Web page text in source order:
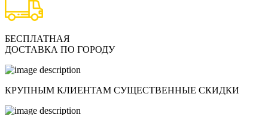
БЕСПЛАТНАЯ
ДОСТАВКА ПО ГОРОДУ
КРУПНЫМ КЛИЕНТАМ СУЩЕСТВЕННЫЕ СКИДКИ